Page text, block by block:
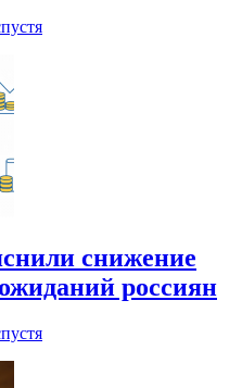
снижение
россиян